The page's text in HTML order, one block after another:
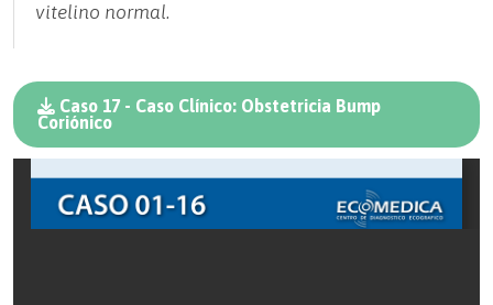
vitelino normal.
Caso 17 - Caso Clínico: Obstetricia Bump
Coriónico